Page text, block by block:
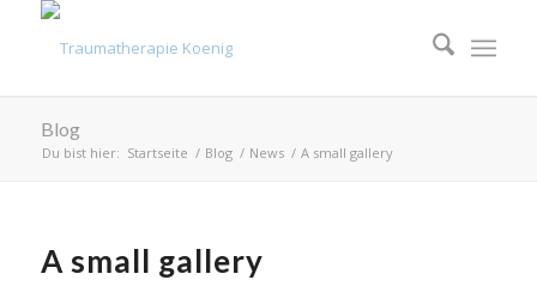
Blog
Du bist hier: Startseite / Blog / News / A small gallery
A small gallery